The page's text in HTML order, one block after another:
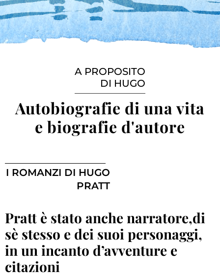
A PROPOSITO
DI HUGO
Autobiografie di una vita
e biografie d'autore
I ROMANZI DI HUGO
PRATT
Pratt è stato anche narratore,di
sè stesso e dei suoi personaggi,
in un incanto d’avventure e
citazioni